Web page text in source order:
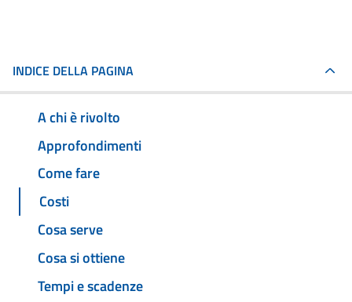
INDICE DELLA PAGINA
A chi è rivolto
Approfondimenti
Come fare
Costi
Cosa serve
Cosa si ottiene
Tempi e scadenze